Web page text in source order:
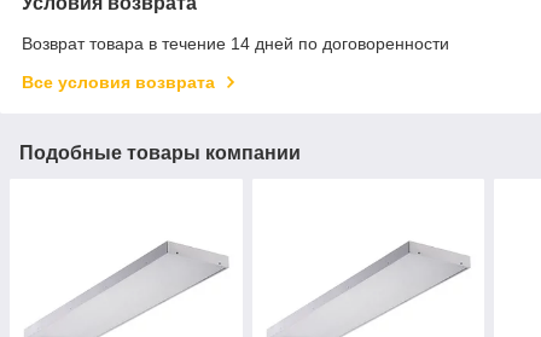
Возврат товара в течение 14 дней по договоренности
Все условия возврата
Подобные товары компании